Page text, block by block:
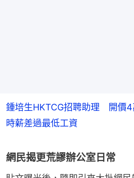
鍾培生HKTCG招聘助理 開價4
時薪差過最低工資
網民揭更荒謬辦公室日常